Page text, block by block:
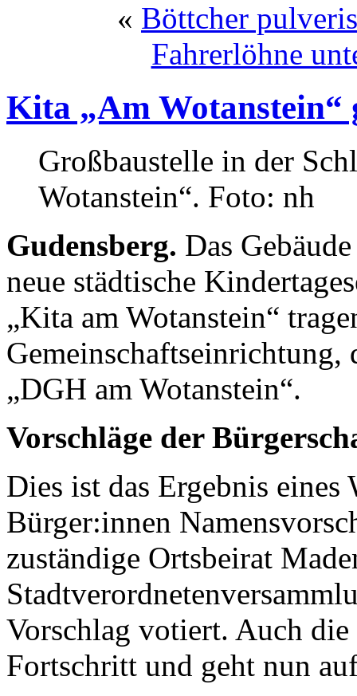
« Böttcher
Fahrerlöhne
Kita „Am Wotanstein“
Großbaustelle in der
Wotanstein“. Foto: nh
Gudensberg. Das
neue städtische
„Kita am Wotanstein“
Gemeinschaftseinrichtung,
„DGH am Wotanstein“.
Vorschläge der
Dies ist das Ergebnis eines
Bürger:innen
zuständige Ortsbeirat
Vorschlag votiert. Auch die
Fortschritt und geht nun